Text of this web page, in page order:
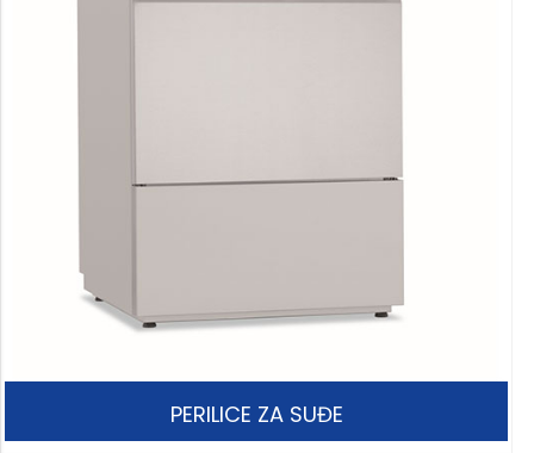
PERILICE ZA SUĐE